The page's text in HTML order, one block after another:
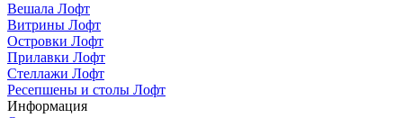
Вешала Лофт
Витрины Лофт
Островки Лофт
Прилавки Лофт
Стеллажи Лофт
Ресепшены и столы Лофт
Информация